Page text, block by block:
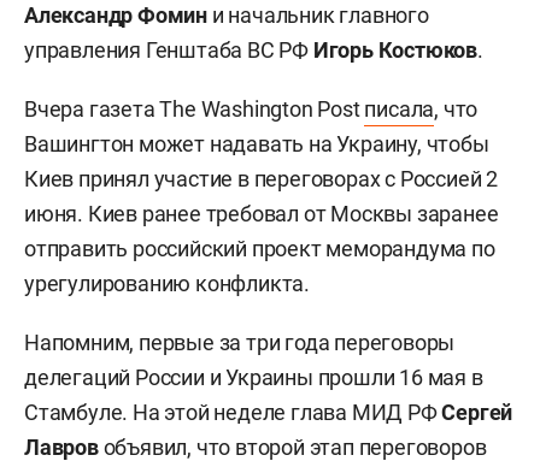
Александр Фомин и начальник главного
управления Генштаба ВС РФ Игорь Костюков.
Вчера газета The Washington Postписала, что
Вашингтон может надавать на Украину, чтобы
Киев принял участие в переговорах с Россией 2
июня. Киев ранее требовал от Москвы заранее
отправить российский проект меморандума по
урегулированию конфликта.
Напомним, первые за три года переговоры
делегаций России и Украины прошли 16 мая в
Стамбуле. На этой неделе глава МИД РФСергей
Лавровобъявил, что второй этап переговоров